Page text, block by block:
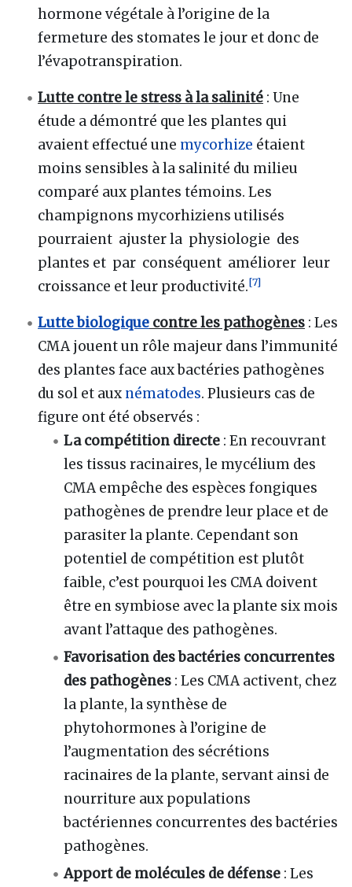
hormone végétale à l’origine de la
fermeture des stomates le jour et donc de
l’évapotranspiration.
Lutte contre le stress à la salinité : Une
étude a démontré que les plantes qui
avaient effectué une mycorhize étaient
moins sensibles à la salinité du milieu
comparé aux plantes témoins. Les
champignons mycorhiziens utilisés
pourraient ajuster la physiologie des
plantes et par conséquent améliorer leur
croissance et leur productivité.[7]
Lutte biologique contre les pathogènes : Les
CMA jouent un rôle majeur dans l’immunité
des plantes face aux bactéries pathogènes
du sol et aux nématodes. Plusieurs cas de
figure ont été observés :
La compétition directe : En recouvrant
les tissus racinaires, le mycélium des
CMA empêche des espèces fongiques
pathogènes de prendre leur place et de
parasiter la plante. Cependant son
potentiel de compétition est plutôt
faible, c’est pourquoi les CMA doivent
être en symbiose avec la plante six mois
avant l’attaque des pathogènes.
Favorisation des bactéries concurrentes
des pathogènes : Les CMA activent, chez
la plante, la synthèse de
phytohormones à l’origine de
l’augmentation des sécrétions
racinaires de la plante, servant ainsi de
nourriture aux populations
bactériennes concurrentes des bactéries
pathogènes.
Apport de molécules de défense : Les